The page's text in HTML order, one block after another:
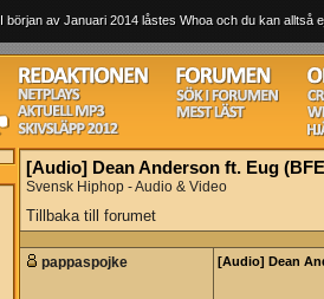
I början av Januari 2014 låstes Whoa och du kan alltså
[Audio] Dean Anderson ft. Eug
Svensk Hiphop - Audio & Video
Tillbaka till forumet
pappaspojke [Audio] Dean